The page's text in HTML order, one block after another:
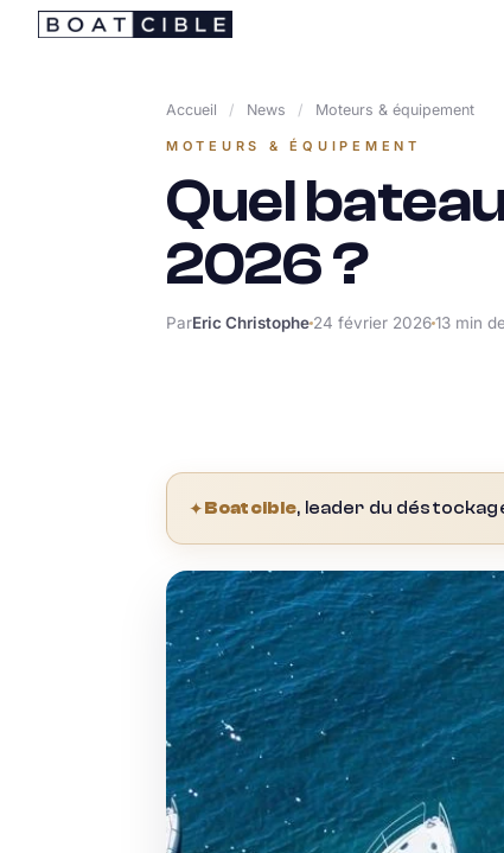
Passer
Accueil / News / Moteurs & équipement
MOTEURS & ÉQUIPEMENT
Quel
2026 ?
ParEric Christophe 24 février 202613 min
✦Boatcible, leader du